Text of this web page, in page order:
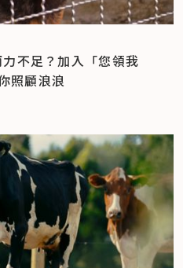
不足？加入「您領我
照顧浪浪